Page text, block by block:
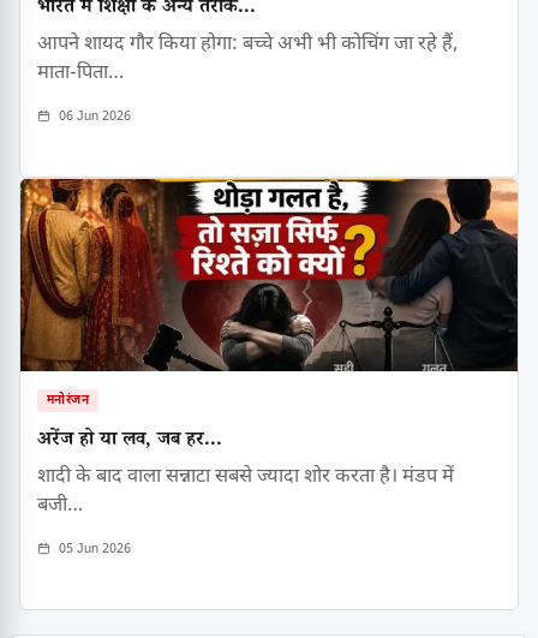
भारत में शिक्षा के अन्य तरीके...
आपने शायद गौर किया होगा: बच्चे अभी भी कोचिंग जा रहे हैं,
माता-पिता…
06 Jun 2026
मनोरंजन
अरेंज हो या लव, जब हर...
शादी के बाद वाला सन्नाटा सबसे ज्यादा शोर करता है। मंडप में
बजी…
05 Jun 2026